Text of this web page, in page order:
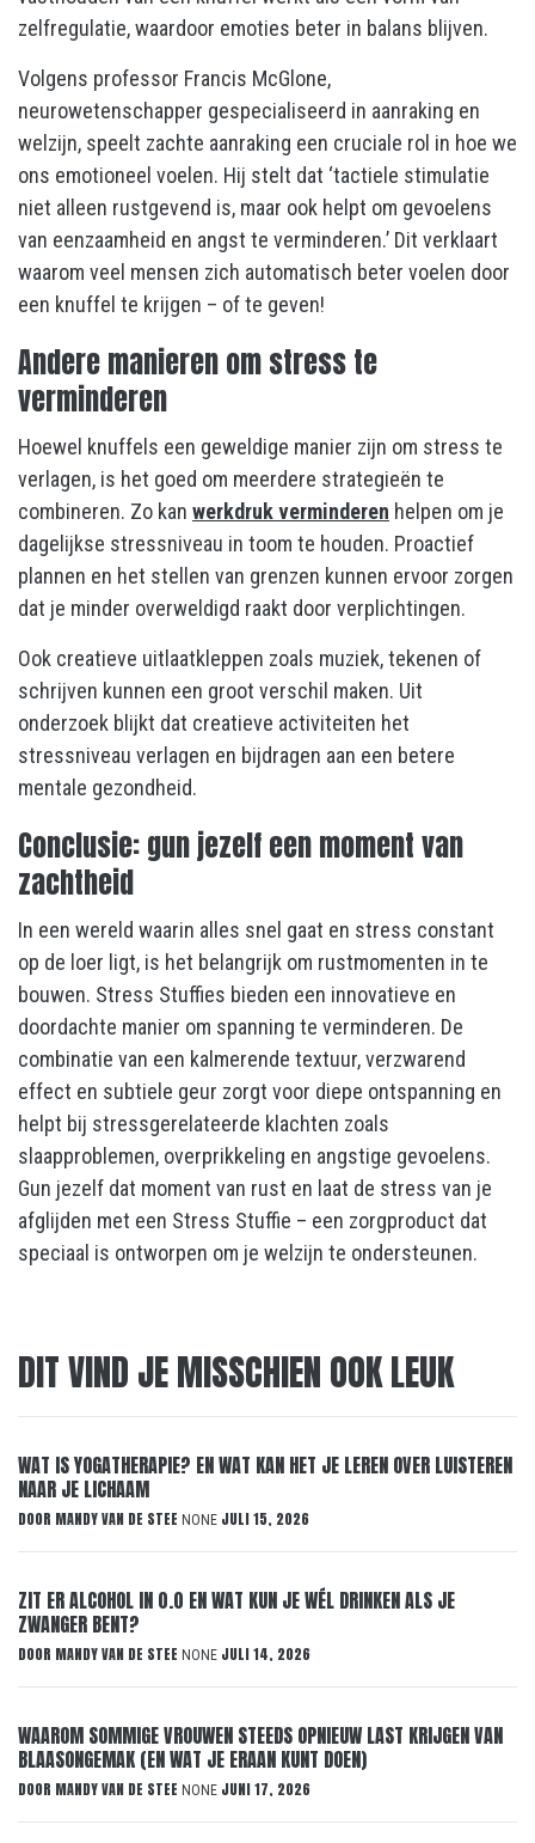
zelfregulatie, waardoor emoties beter in balans blijven.
Volgens professor Francis McGlone,
neurowetenschapper gespecialiseerd in aanraking en
welzijn, speelt zachte aanraking een cruciale rol in hoe we
ons emotioneel voelen. Hij stelt dat ‘tactiele stimulatie
niet alleen rustgevend is, maar ook helpt om gevoelens
van eenzaamheid en angst te verminderen.’ Dit verklaart
waarom veel mensen zich automatisch beter voelen door
een knuffel te krijgen – of te geven!
Andere manieren om stress te
verminderen
Hoewel knuffels een geweldige manier zijn om stress te
verlagen, is het goed om meerdere strategieën te
combineren. Zo kan werkdruk verminderen helpen om je
dagelijkse stressniveau in toom te houden. Proactief
plannen en het stellen van grenzen kunnen ervoor zorgen
dat je minder overweldigd raakt door verplichtingen.
Ook creatieve uitlaatkleppen zoals muziek, tekenen of
schrijven kunnen een groot verschil maken. Uit
onderzoek blijkt dat creatieve activiteiten het
stressniveau verlagen en bijdragen aan een betere
mentale gezondheid.
Conclusie: gun jezelf een moment van
zachtheid
In een wereld waarin alles snel gaat en stress constant
op de loer ligt, is het belangrijk om rustmomenten in te
bouwen. Stress Stuffies bieden een innovatieve en
doordachte manier om spanning te verminderen. De
combinatie van een kalmerende textuur, verzwarend
effect en subtiele geur zorgt voor diepe ontspanning en
helpt bij stressgerelateerde klachten zoals
slaapproblemen, overprikkeling en angstige gevoelens.
Gun jezelf dat moment van rust en laat de stress van je
afglijden met een Stress Stuffie – een zorgproduct dat
speciaal is ontworpen om je welzijn te ondersteunen.
DIT VIND JE MISSCHIEN OOK LEUK
WAT IS YOGATHERAPIE? EN WAT KAN HET JE LEREN OVER LUISTEREN
NAAR JE LICHAAM
DOOR MANDY VAN DE STEE NONE JULI 15, 2026
ZIT ER ALCOHOL IN 0.0 EN WAT KUN JE WÉL DRINKEN ALS JE
ZWANGER BENT?
DOOR MANDY VAN DE STEE NONE JULI 14, 2026
WAAROM SOMMIGE VROUWEN STEEDS OPNIEUW LAST KRIJGEN VAN
BLAASONGEMAK (EN WAT JE ERAAN KUNT DOEN)
DOOR MANDY VAN DE STEE NONE JUNI 17, 2026